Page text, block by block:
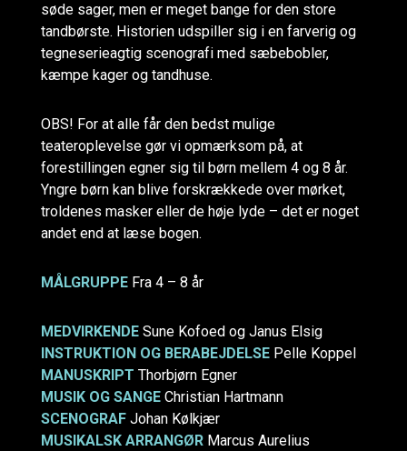
søde sager, men er meget bange for den store
tandbørste. Historien udspiller sig i en farverig og
tegneserieagtig scenografi med sæbebobler,
kæmpe kager og tandhuse.
OBS! For at alle får den bedst mulige
teateroplevelse gør vi opmærksom på, at
forestillingen egner sig til børn mellem 4 og 8 år.
Yngre børn kan blive forskrækkede over mørket,
troldenes masker eller de høje lyde – det er noget
andet end at læse bogen.
MÅLGRUPPE Fra 4 – 8 år
MEDVIRKENDE Sune Kofoed og Janus Elsig
INSTRUKTION OG BERABEJDELSE Pelle Koppel
MANUSKRIPT Thorbjørn Egner
MUSIK OG SANGE Christian Hartmann
SCENOGRAF Johan Kølkjær
MUSIKALSK ARRANGØR Marcus Aurelius